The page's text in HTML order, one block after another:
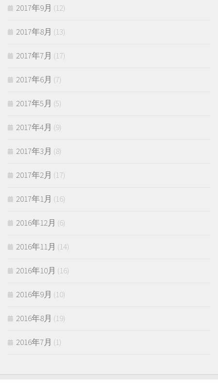
2017年9月 (12)
2017年8月 (13)
2017年7月 (17)
2017年6月 (7)
2017年5月 (5)
2017年4月 (9)
2017年3月 (8)
2017年2月 (17)
2017年1月 (16)
2016年12月 (6)
2016年11月 (14)
2016年10月 (16)
2016年9月 (10)
2016年8月 (19)
2016年7月 (1)